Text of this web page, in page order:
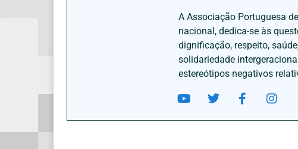
A Associação Portuguesa
nacional, dedica-se às
dignificação, respeito,
solidariedade
estereótipos negativos